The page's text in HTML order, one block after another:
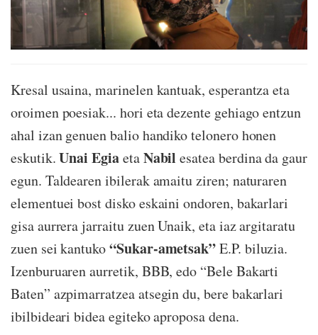
Kresal usaina, marinelen kantuak, esperantza eta
oroimen poesiak... hori eta dezente gehiago entzun
ahal izan genuen balio handiko telonero honen
eskutik.Unai EgiaetaNabil esatea berdina da gaur
egun. Taldearen ibilerak amaitu ziren; naturaren
elementuei bost disko eskaini ondoren, bakarlari
gisa aurrera jarraitu zuen Unaik, eta iaz argitaratu
zuen sei kantuko“Sukar-ametsak”E.P. biluzia.
Izenburuaren aurretik, BBB, edo “Bele Bakarti
Baten” azpimarratzea atsegin du, bere bakarlari
ibilbideari bidea egiteko aproposa dena.